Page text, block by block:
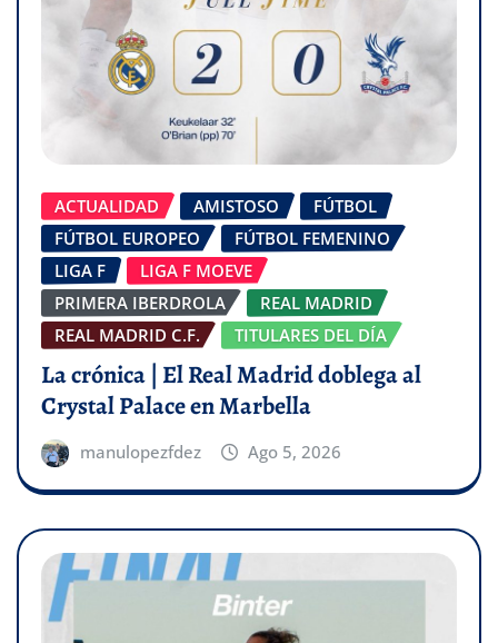
ACTUALIDAD AMISTOSO
FÚTBOL
FÚTBOL EUROPEO
FÚTBOL FEMENINO
LIGA F
LIGA F MOEVE
PRIMERA IBERDROLA
REAL MADRID
REAL MADRID C.F.
TITULARES DEL DÍA
La crónica | El Real Madrid doblega al
Crystal Palace en Marbella
manulopezfdez Ago 5, 2026